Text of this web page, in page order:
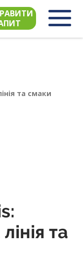
та смаки
та